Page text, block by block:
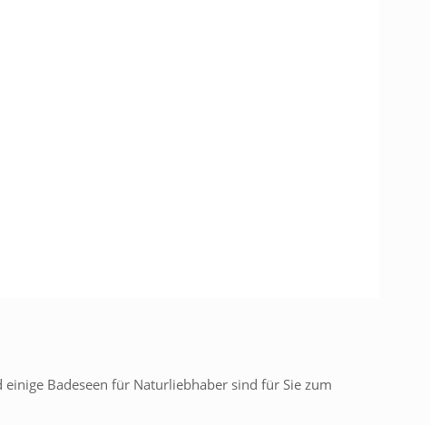
Badeseen für Naturliebhaber sind für Sie zum